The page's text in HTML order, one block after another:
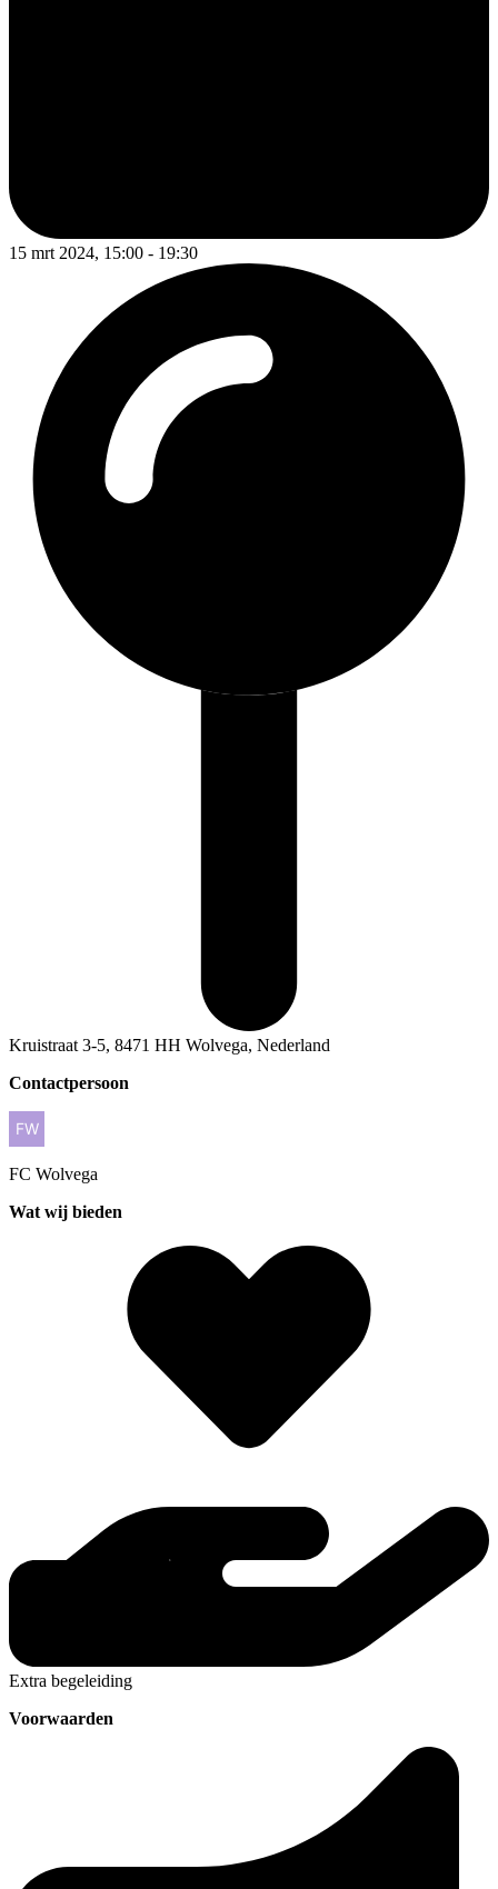
15 mrt 2024, 15:00 - 19:30
Kruistraat 3-5, 8471 HH Wolvega, Nederland
Contactpersoon
FC Wolvega
Wat wij bieden
Extra begeleiding
Voorwaarden